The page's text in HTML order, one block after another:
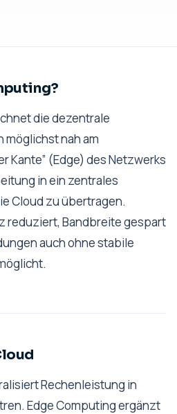
die dezentrale
möglichst nah am
Kante” (Edge) des Netzwerks
in ein zentrales
Cloud zu übertragen.
reduziert, Bandbreite gespart
auch ohne stabile
Rechenleistung in
Edge Computing ergänzt